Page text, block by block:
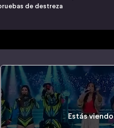
de destreza
Estás viendo